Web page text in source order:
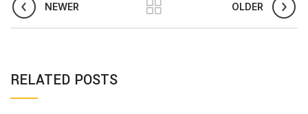
NEWER OLDER
RELATED POSTS